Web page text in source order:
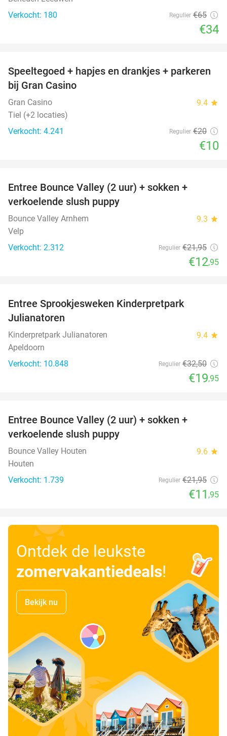
Verkocht: 180
Regulier €65
€34
50%
Speeltegoed + hapjes en drankjes + parkeren
bij Gran Casino
Gran Casino 9.4 star
Tiel (+2 locaties)
Verkocht: 4.241
Regulier €20
€10
Entree Bounce Valley (2 uur) + sokken +
verkoelende slush puppy
Bounce Valley Arnhem 9.3 star
Velp
Verkocht: 2.312
Regulier €21,95
€12,95
Entree Sprookjesweken Kinderpretpark
Julianatoren
Kinderpretpark Julianatoren 9.4 star
Apeldoorn
Verkocht: 10.848
Regulier €32,50
€19,95
Entree Bounce Valley (2 uur) + sokken +
verkoelende slush puppy
Bounce Valley Houten 9.6 star
Houten
Verkocht: 1.739
Regulier €21,95
€11 ,95
Ontdek de leukste
zomervakantiedeals!
Bekijk nu